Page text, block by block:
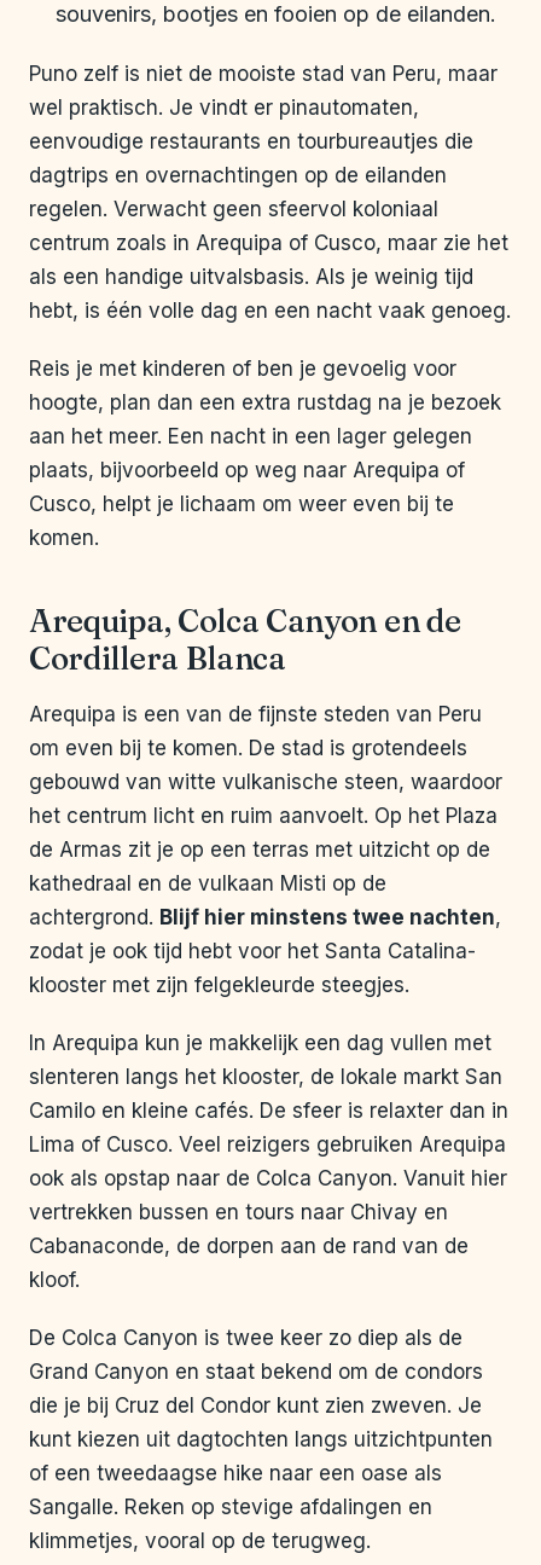
souvenirs, bootjes en fooien op de eilanden.
Puno zelf is niet de mooiste stad van Peru, maar
wel praktisch. Je vindt er pinautomaten,
eenvoudige restaurants en tourbureautjes die
dagtrips en overnachtingen op de eilanden
regelen. Verwacht geen sfeervol koloniaal
centrum zoals in Arequipa of Cusco, maar zie het
als een handige uitvalsbasis. Als je weinig tijd
hebt, is één volle dag en een nacht vaak genoeg.
Reis je met kinderen of ben je gevoelig voor
hoogte, plan dan een extra rustdag na je bezoek
aan het meer. Een nacht in een lager gelegen
plaats, bijvoorbeeld op weg naar Arequipa of
Cusco, helpt je lichaam om weer even bij te
komen.
Arequipa, Colca Canyon en de
Cordillera Blanca
Arequipa is een van de fijnste steden van Peru
om even bij te komen. De stad is grotendeels
gebouwd van witte vulkanische steen, waardoor
het centrum licht en ruim aanvoelt. Op het Plaza
de Armas zit je op een terras met uitzicht op de
kathedraal en de vulkaan Misti op de
achtergrond. Blijf hier minstens twee nachten,
zodat je ook tijd hebt voor het Santa Catalina-
klooster met zijn felgekleurde steegjes.
In Arequipa kun je makkelijk een dag vullen met
slenteren langs het klooster, de lokale markt San
Camilo en kleine cafés. De sfeer is relaxter dan in
Lima of Cusco. Veel reizigers gebruiken Arequipa
ook als opstap naar de Colca Canyon. Vanuit hier
vertrekken bussen en tours naar Chivay en
Cabanaconde, de dorpen aan de rand van de
kloof.
De Colca Canyon is twee keer zo diep als de
Grand Canyon en staat bekend om de condors
die je bij Cruz del Condor kunt zien zweven. Je
kunt kiezen uit dagtochten langs uitzichtpunten
of een tweedaagse hike naar een oase als
Sangalle. Reken op stevige afdalingen en
klimmetjes, vooral op de terugweg.